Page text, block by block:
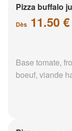
Pizza buffalo
Dès 11.50 €
Base tomate,
boeuf, viande